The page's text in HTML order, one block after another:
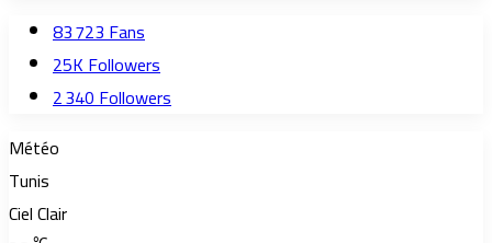
83 723Fans
25KFollowers
2 340Followers
Météo
Tunis
Ciel Clair